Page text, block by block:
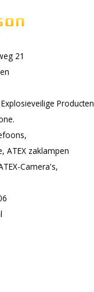
21
Producten
ATEX zaklampen
Camera's,